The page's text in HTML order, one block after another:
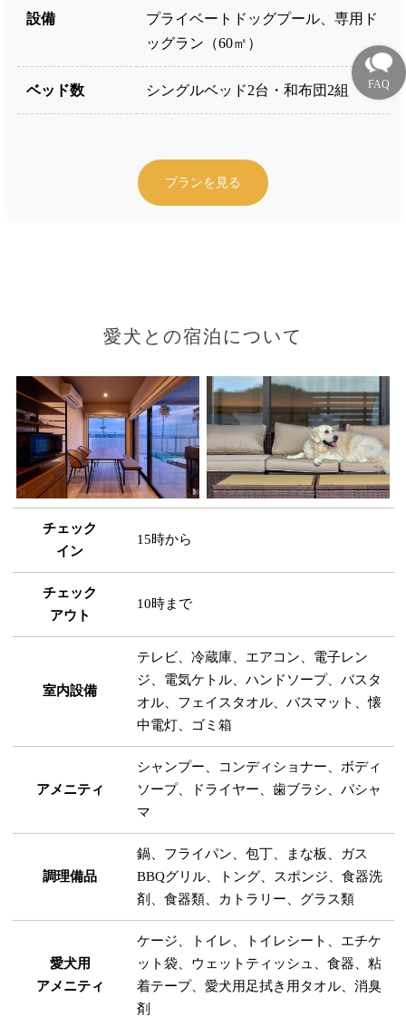
設備
プライベートドッグプール、専用ド
ッグラン（60㎡）
ベッド数 シングルベッド2台・和布団2組
プランを見る
愛犬との宿泊について
チェック
イン
15時から
チェック
アウト
10時まで
室内設備
テレビ、冷蔵庫、エアコン、電子レン
ジ、電気ケトル、ハンドソープ、バスタ
オル、フェイスタオル、バスマット、懐
中電灯、ゴミ箱
アメニティ
シャンプー、コンディショナー、ボディ
ソープ、ドライヤー、歯ブラシ、パシャ
マ
調理備品
鍋、フライパン、包丁、まな板、ガス
BBQグリル、トング、スポンジ、食器洗
剤、食器類、カトラリー、グラス類
愛犬用
アメニティ
ケージ、トイレ、トイレシート、エチケ
ット袋、ウェットティッシュ、食器、粘
着テープ、愛犬用足拭き用タオル、消臭
剤